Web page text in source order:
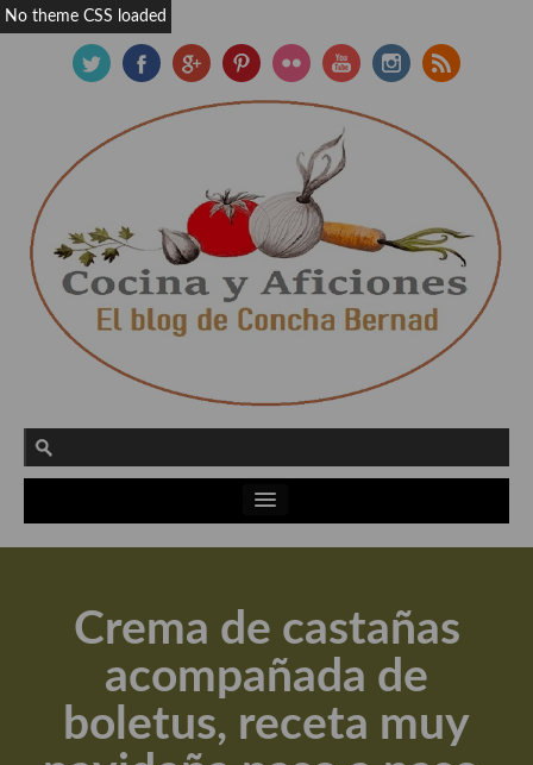
Actualidad y recomendaciones
Apuntes, estudios sobre temas interesantes e importantes
Aceite de Oliva Virgen Extra (AOVE)
Recetas maridadas con los mejores AOVES
Crema de castañas
acompañada de
boletus, receta muy
No theme CSS loaded